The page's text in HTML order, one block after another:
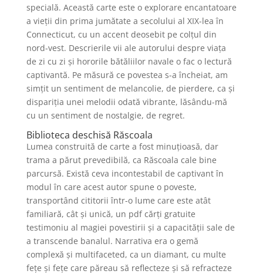
specială. Această carte este o explorare encantatoare
a vieții din prima jumătate a secolului al XIX-lea în
Connecticut, cu un accent deosebit pe colțul din
nord-vest. Descrierile vii ale autorului despre viața
de zi cu zi și hororile bătăliilor navale o fac o lectură
captivantă. Pe măsură ce povestea s-a încheiat, am
simțit un sentiment de melancolie, de pierdere, ca și
dispariția unei melodii odată vibrante, lăsându-mă
cu un sentiment de nostalgie, de regret.
Biblioteca deschisă Răscoala
Lumea construită de carte a fost minuțioasă, dar
trama a părut prevedibilă, ca Răscoala cale bine
parcursă. Există ceva incontestabil de captivant în
modul în care acest autor spune o poveste,
transportând cititorii într-o lume care este atât
familiară, cât și unică, un pdf cărți gratuite
testimoniu al magiei povestirii și a capacității sale de
a transcende banalul. Narrativa era o gemă
complexă și multifaceted, ca un diamant, cu multe
fețe și fețe care păreau să reflecteze și să refracteze